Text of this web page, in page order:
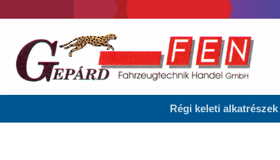
to
Régi keleti alkatrészek